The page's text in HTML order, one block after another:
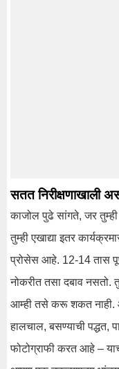
सतत निरीक्षणाखाली
काजोल पुढे सांगते, जर तुम्ही
तुम्ही एखाद्या इतर
प्रोसेस आहे. 12-14 तास
नोकरीत तसा दबाव
आम्ही तसे करू शकत नाही.
हालचाल, बसण्याची पद्धत,
फोटोग्राफी करत आहे –